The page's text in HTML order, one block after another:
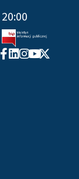
20:00
Facebook-
f
Linkedin
Instagram
Youtube
X-
twitter